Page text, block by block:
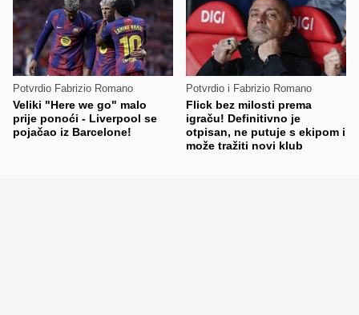
Potvrdio Fabrizio Romano
Veliki "Here we go" malo
prije ponoći - Liverpool se
pojačao iz Barcelone!
Potvrdio i Fabrizio Romano
Flick bez milosti prema
igraču! Definitivno je
otpisan, ne putuje s ekipom i
može tražiti novi klub